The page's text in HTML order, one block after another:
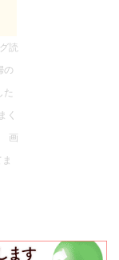
読
の
た
く
画